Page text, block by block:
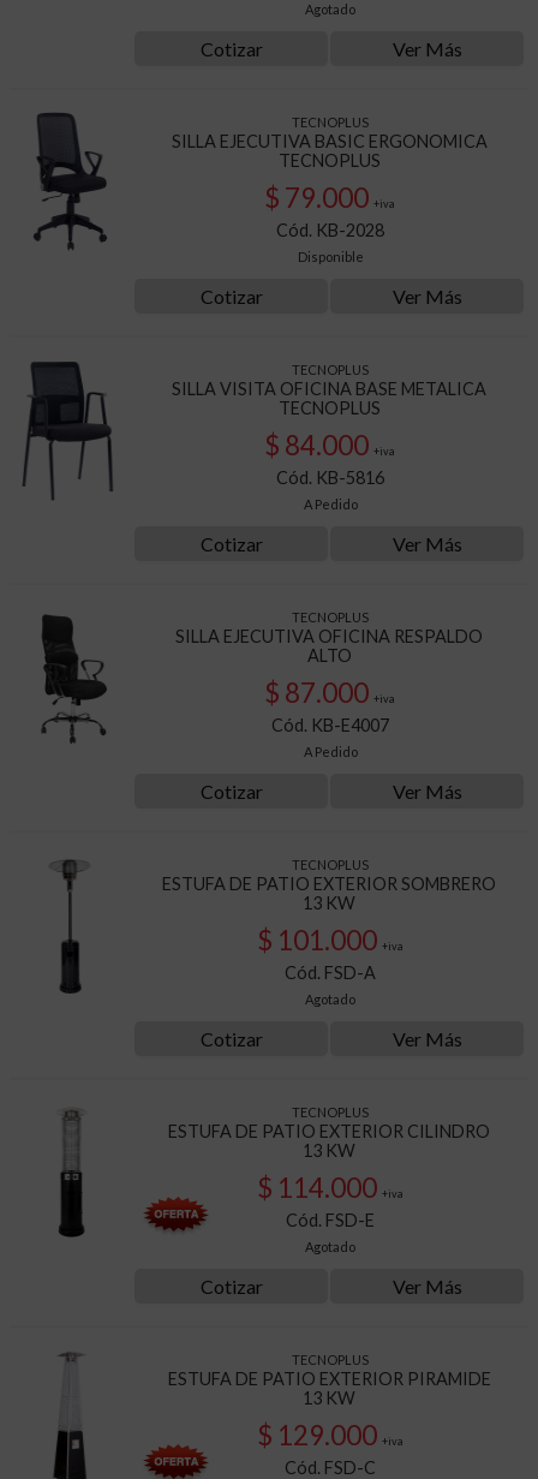
Agotado
Cotizar Ver Más
TECNOPLUS
SILLA EJECUTIVA BASIC ERGONOMICA
TECNOPLUS
$ 79.000 +iva
Cód. KB-2028
Disponible
Cotizar Ver Más
TECNOPLUS
SILLA VISITA OFICINA BASE METALICA
TECNOPLUS
$ 84.000 +iva
Cód. KB-5816
A Pedido
Cotizar Ver Más
TECNOPLUS
SILLA EJECUTIVA OFICINA RESPALDO
ALTO
$ 87.000 +iva
Cód. KB-E4007
A Pedido
Cotizar Ver Más
TECNOPLUS
ESTUFA DE PATIO EXTERIOR SOMBRERO
13 KW
$ 101.000 +iva
Cód. FSD-A
Agotado
Cotizar Ver Más
TECNOPLUS
ESTUFA DE PATIO EXTERIOR CILINDRO
13 KW
$ 114.000 +iva
Cód. FSD-E
Agotado
Cotizar Ver Más
TECNOPLUS
ESTUFA DE PATIO EXTERIOR PIRAMIDE
13 KW
$ 129.000 +iva
Cód. FSD-C